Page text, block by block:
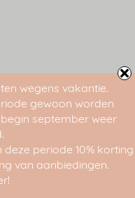
wegens vakantie.
gewoon worden
september weer
deze periode 10% korting
van aanbiedingen.